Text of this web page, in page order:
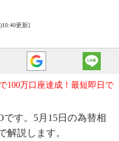
更新]
100万口座達成！最短即日で
す。5月15日の為替相
解説します。